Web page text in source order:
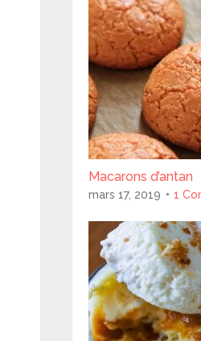
Macarons d’antan
mars 17, 2019 1